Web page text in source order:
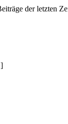
der letzten